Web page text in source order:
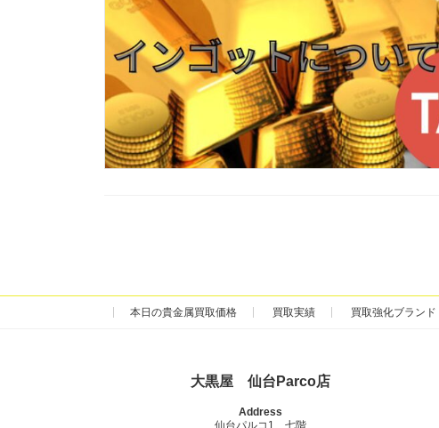
本日の貴金属買取価格 買取実績 買取強化ブランド
大黒屋 仙台Parco店
Address
仙台パルコ1 七階